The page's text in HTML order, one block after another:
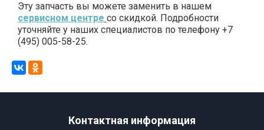
Эту запчасть вы можете заменить в нашем
сервисном центре со скидкой. Подробности
уточняйте у наших специалистов по телефону +7
(495) 005-58-25.
Контактная информация